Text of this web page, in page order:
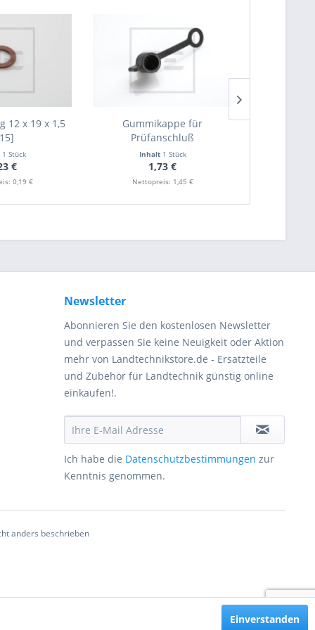
12 x 19 x 1,5
1 Stück
€
0,19 €
Gummikappe für
Prüfanschluß
Inhalt 1 Stück
1,73 €
Nettopreis: 1,45 €
Newsletter
Abonnieren Sie den kostenlosen Newsletter
und verpassen Sie keine Neuigkeit oder Aktion
mehr von Landtechnikstore.de - Ersatzteile
und Zubehör für Landtechnik günstig online
einkaufen!.
Ich habe die Datenschutzbestimmungen zur
Kenntnis genommen.
anders beschrieben
Einverstanden